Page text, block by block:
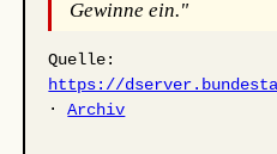
Gewinne ein."
Quelle:
https://
·Archiv